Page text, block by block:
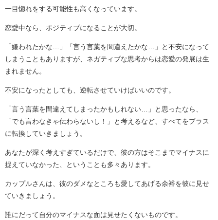
一目惚れをする可能性も高くなっています。
恋愛中なら、ポジティブになることが大切。
「嫌われたかな…」「言う言葉を間違えたかな…」と不安になって
しまうこともありますが、ネガティブな思考からは恋愛の発展は生
まれません。
不安になったとしても、逆転させていけばいいのです。
「言う言葉を間違えてしまったかもしれない…」と思ったなら、
「でも言わなきゃ伝わらないし！」と考えるなど、すべてをプラス
に転換していきましょう。
あなたが深く考えすぎているだけで、彼の方はそこまでマイナスに
捉えていなかった、ということも多々あります。
カップルさんは、彼のダメなところも愛してあげる余裕を彼に見せ
ていきましょう。
誰にだって自分のマイナスな面は見せたくないものです。